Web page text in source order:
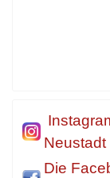
Neustadt
Die